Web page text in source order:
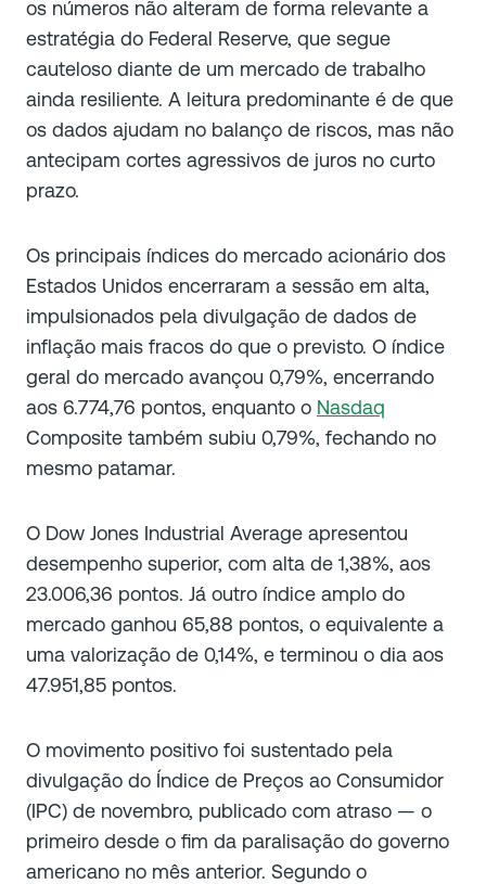
os números não alteram de forma relevante a
estratégia do Federal Reserve, que segue
cauteloso diante de um mercado de trabalho
ainda resiliente. A leitura predominante é de que
os dados ajudam no balanço de riscos, mas não
antecipam cortes agressivos de juros no curto
prazo.
Os principais índices do mercado acionário dos
Estados Unidos encerraram a sessão em alta,
impulsionados pela divulgação de dados de
inflação mais fracos do que o previsto. O índice
geral do mercado avançou 0,79%, encerrando
aos 6.774,76 pontos, enquanto o Nasdaq
Composite também subiu 0,79%, fechando no
mesmo patamar.
O Dow Jones Industrial Average apresentou
desempenho superior, com alta de 1,38%, aos
23.006,36 pontos. Já outro índice amplo do
mercado ganhou 65,88 pontos, o equivalente a
uma valorização de 0,14%, e terminou o dia aos
47.951,85 pontos.
O movimento positivo foi sustentado pela
divulgação do Índice de Preços ao Consumidor
(IPC) de novembro, publicado com atraso — o
primeiro desde o fim da paralisação do governo
americano no mês anterior. Segundo o